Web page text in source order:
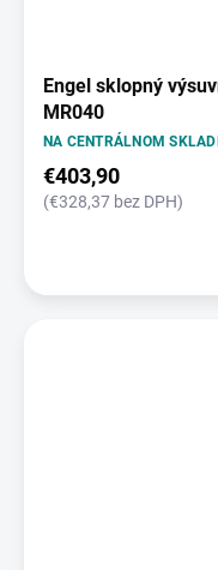
Engel sklopný
MR040
NA CENTRÁLNOM
€403,90
(€328,37 bez DPH)